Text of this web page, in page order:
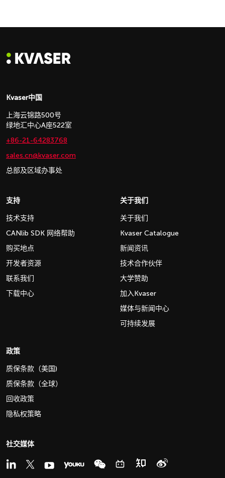
Kvaser中国
上海云锦路500号
绿地汇中心A座522室
+86-21-64283768
sales.cn@kvaser.com
总部及区域办事处
支持
技术支持
CANlib SDK 网络帮助
购买地点
开发者资源
联系我们
下载中心
关于我们
关于我们
Kvaser Catalogue
新闻资讯
技术合作伙伴
大学赞助
加入Kvaser
媒体与新闻中心
可持续发展
政策
质保条款（美国)
质保条款（全球）
回收政策
隐私权策略
社交媒体